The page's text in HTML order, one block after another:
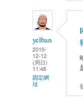
yelban
2010-
12-12
(周日)
11:48
固定網
址